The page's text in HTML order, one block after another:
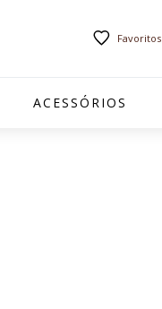
Favoritos
ACESSÓRIOS